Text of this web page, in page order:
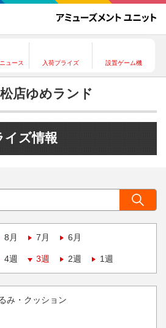
ュース 入荷プライズ 設置ゲーム機
店ゆめランド
イズ情報
8月 7月 6月
4週 3週 2週 1週
み・クッション